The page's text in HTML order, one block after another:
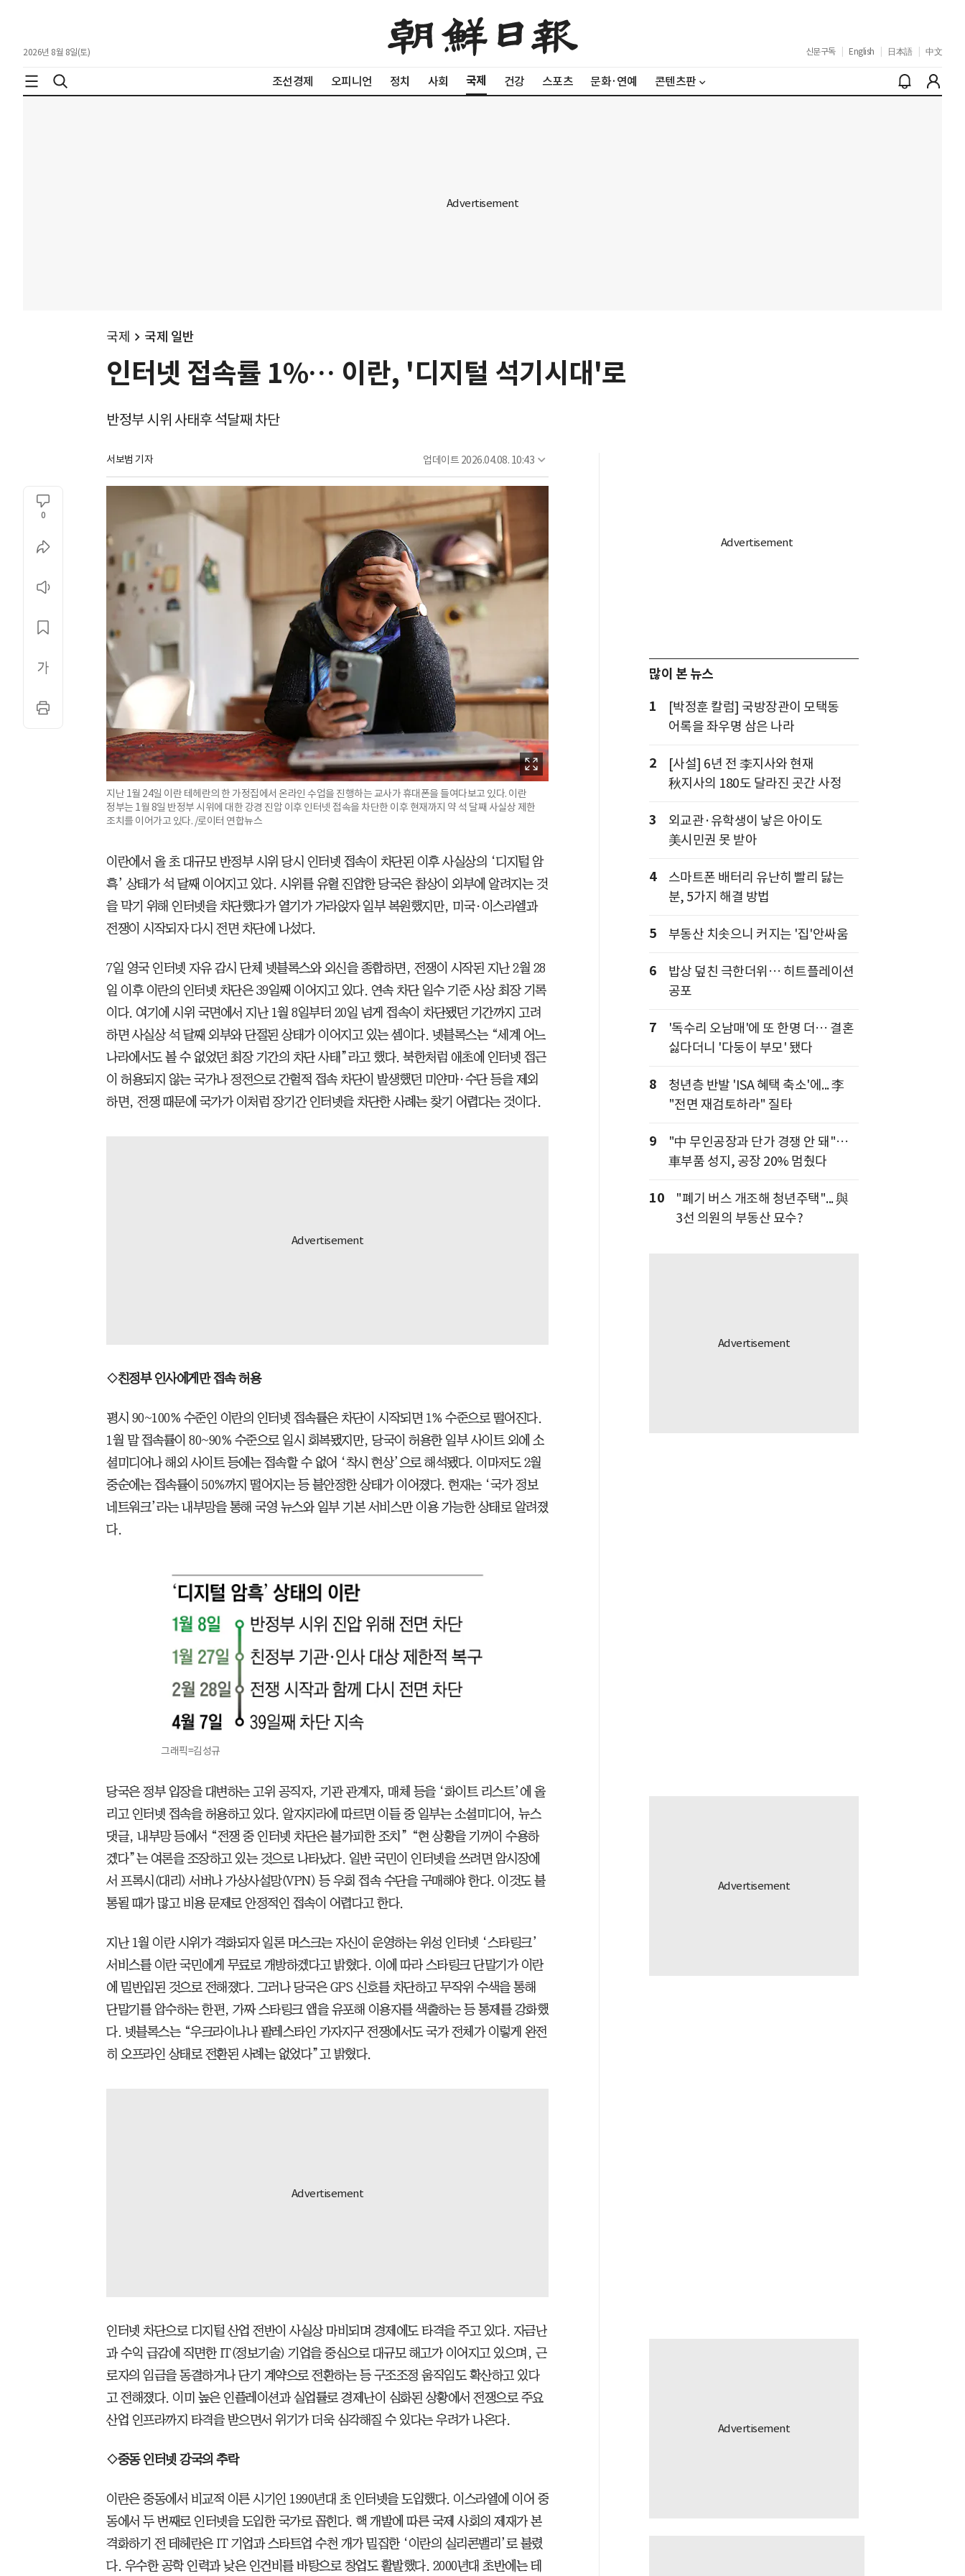
2026년 8월 8일(토) 신문구독 English 日本語 中文
조선경제 오피니언 정치 사회 국제 건강 스포츠 문화·연예 콘텐츠판
국제 국제 일반
인터넷 접속률 1%… 이란, '디지털 석기시대'로
반정부 시위 사태후 석달째 차단
서보범 기자 업데이트 2026.04.08. 10:43
0
지난 1월 24일 이란 테헤란의 한 가정집에서 온라인 수업을 진행하는 교사가 휴대폰을 들여다보고 있다. 이란
정부는 1월 8일 반정부 시위에 대한 강경 진압 이후 인터넷 접속을 차단한 이후 현재까지 약 석 달째 사실상 제한
조치를 이어가고 있다. /로이터 연합뉴스
이란에서 올 초 대규모 반정부 시위 당시 인터넷 접속이 차단된 이후 사실상의 ‘디지털 암
흑’ 상태가 석 달째 이어지고 있다. 시위를 유혈 진압한 당국은 참상이 외부에 알려지는 것
을 막기 위해 인터넷을 차단했다가 열기가 가라앉자 일부 복원했지만, 미국·이스라엘과
전쟁이 시작되자 다시 전면 차단에 나섰다.
7일 영국 인터넷 자유 감시 단체 넷블록스와 외신을 종합하면, 전쟁이 시작된 지난 2월 28
일 이후 이란의 인터넷 차단은 39일째 이어지고 있다. 연속 차단 일수 기준 사상 최장 기록
이다. 여기에 시위 국면에서 지난 1월 8일부터 20일 넘게 접속이 차단됐던 기간까지 고려
하면 사실상 석 달째 외부와 단절된 상태가 이어지고 있는 셈이다. 넷블록스는 “세계 어느
나라에서도 볼 수 없었던 최장 기간의 차단 사태”라고 했다. 북한처럼 애초에 인터넷 접근
이 허용되지 않는 국가나 정전으로 간헐적 접속 차단이 발생했던 미얀마·수단 등을 제외
하면, 전쟁 때문에 국가가 이처럼 장기간 인터넷을 차단한 사례는 찾기 어렵다는 것이다.
◇친정부 인사에게만 접속 허용
평시 90~100% 수준인 이란의 인터넷 접속률은 차단이 시작되면 1% 수준으로 떨어진다.
1월 말 접속률이 80~90% 수준으로 일시 회복됐지만, 당국이 허용한 일부 사이트 외에 소
셜미디어나 해외 사이트 등에는 접속할 수 없어 ‘착시 현상’으로 해석됐다. 이마저도 2월
중순에는 접속률이 50%까지 떨어지는 등 불안정한 상태가 이어졌다. 현재는 ‘국가 정보
네트워크’라는 내부망을 통해 국영 뉴스와 일부 기본 서비스만 이용 가능한 상태로 알려졌
다.
그래픽=김성규
당국은 정부 입장을 대변하는 고위 공직자, 기관 관계자, 매체 등을 ‘화이트 리스트’에 올
리고 인터넷 접속을 허용하고 있다. 알자지라에 따르면 이들 중 일부는 소셜미디어, 뉴스
댓글, 내부망 등에서 “전쟁 중 인터넷 차단은 불가피한 조치” “현 상황을 기꺼이 수용하
겠다”는 여론을 조장하고 있는 것으로 나타났다. 일반 국민이 인터넷을 쓰려면 암시장에
서 프록시(대리) 서버나 가상사설망(VPN) 등 우회 접속 수단을 구매해야 한다. 이것도 불
통될 때가 많고 비용 문제로 안정적인 접속이 어렵다고 한다.
지난 1월 이란 시위가 격화되자 일론 머스크는 자신이 운영하는 위성 인터넷 ‘스타링크’
서비스를 이란 국민에게 무료로 개방하겠다고 밝혔다. 이에 따라 스타링크 단말기가 이란
에 밀반입된 것으로 전해졌다. 그러나 당국은 GPS 신호를 차단하고 무작위 수색을 통해
단말기를 압수하는 한편, 가짜 스타링크 앱을 유포해 이용자를 색출하는 등 통제를 강화했
다. 넷블록스는 “우크라이나나 팔레스타인 가자지구 전쟁에서도 국가 전체가 이렇게 완전
히 오프라인 상태로 전환된 사례는 없었다”고 밝혔다.
인터넷 차단으로 디지털 산업 전반이 사실상 마비되며 경제에도 타격을 주고 있다. 자금난
과 수익 급감에 직면한 IT(정보기술) 기업을 중심으로 대규모 해고가 이어지고 있으며, 근
로자의 임금을 동결하거나 단기 계약으로 전환하는 등 구조조정 움직임도 확산하고 있다
고 전해졌다. 이미 높은 인플레이션과 실업률로 경제난이 심화된 상황에서 전쟁으로 주요
산업 인프라까지 타격을 받으면서 위기가 더욱 심각해질 수 있다는 우려가 나온다.
◇중동 인터넷 강국의 추락
이란은 중동에서 비교적 이른 시기인 1990년대 초 인터넷을 도입했다. 이스라엘에 이어 중
동에서 두 번째로 인터넷을 도입한 국가로 꼽힌다. 핵 개발에 따른 국제 사회의 제재가 본
격화하기 전 테헤란은 IT 기업과 스타트업 수천 개가 밀집한 ‘이란의 실리콘밸리’로 불렸
다. 우수한 공학 인력과 낮은 인건비를 바탕으로 창업도 활발했다. 2000년대 초반에는 테
많이 본 뉴스
1
[박정훈 칼럼] 국방장관이 모택동
어록을 좌우명 삼은 나라
2
[사설] 6년 전 李지사와 현재
秋지사의 180도 달라진 곳간 사정
3
외교관·유학생이 낳은 아이도
美시민권 못 받아
4
스마트폰 배터리 유난히 빨리 닳는
분, 5가지 해결 방법
5 부동산 치솟으니 커지는 '집'안싸움
6
밥상 덮친 극한더위… 히트플레이션
공포
7
'독수리 오남매'에 또 한명 더… 결혼
싫다더니 '다둥이 부모' 됐다
8
청년층 반발 'ISA 혜택 축소'에... 李
"전면 재검토하라" 질타
9
"中 무인공장과 단가 경쟁 안 돼"…
車부품 성지, 공장 20% 멈췄다
10
"폐기 버스 개조해 청년주택"... 與
3선 의원의 부동산 묘수?